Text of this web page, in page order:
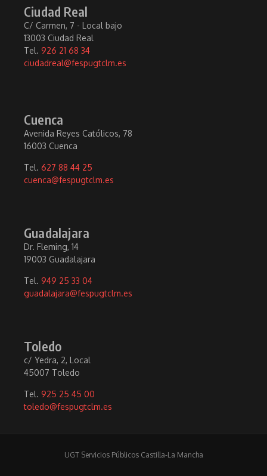
Ciudad Real
C/ Carmen, 7 - Local bajo
13003 Ciudad Real
Tel. 926 21 68 34
ciudadreal@fespugtclm.es
Cuenca
Avenida Reyes Católicos, 78
16003 Cuenca
Tel. 627 88 44 25
cuenca@fespugtclm.es
Guadalajara
Dr. Fleming, 14
19003 Guadalajara
Tel. 949 25 33 04
guadalajara@fespugtclm.es
Toledo
c/ Yedra, 2, Local
45007 Toledo
Tel. 925 25 45 00
toledo@fespugtclm.es
UGT Servicios Públicos Castilla-La Mancha